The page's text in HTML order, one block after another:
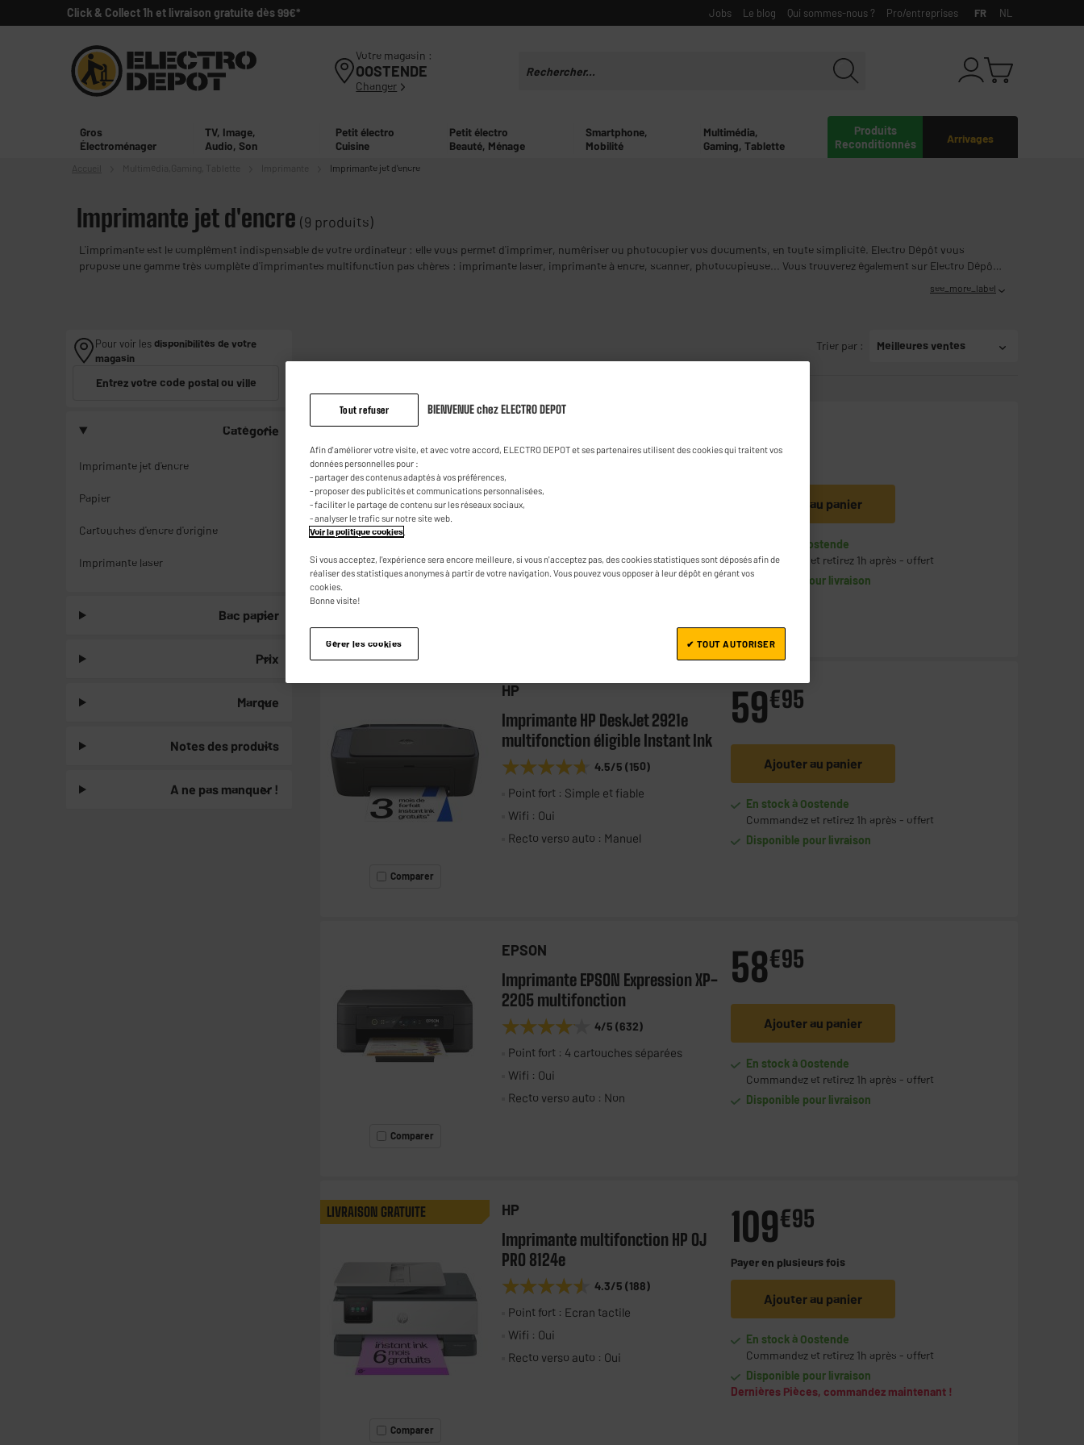
Click & Collect 1h et livraison gratuite dès 99€* Jobs Le blog Qui sommes-nous ? Pro/entreprises FR NL
Votre magasin :
OOSTENDE
Changer
Arrivages
Produits
Reconditionnés
Gros
Électroménager
TV, Image,
Audio, Son
Petit électro
Cuisine
Petit électro
Beauté, Ménage
Smartphone,
Mobilité
Multimédia,
Gaming, Tablette
Accueil Gaming, Tablette Imprimante Imprimante jet d'encre
Imprimante jet d'encre (9 produits)
L'imprimante est le complément indispensable de votre ordinateur : elle vous permet d'imprimer, numériser ou photocopier vos documents, en toute simplicité. Electro Dépôt vous
propose une gamme très complète d'imprimantes multifonction pas chères : imprimante laser, imprimante à encre, scanner, photocopieuse... Vous trouverez également sur Electro Dépôt
see_more_label
Pour voir lesdisponibilités de votre
magasin
Entrez votre code postal ou ville
Catégorie
Imprimante jet d'encre
Papier
Cartouches d'encre d'origine
Imprimante laser
Bac papier
Prix
Marque
Notes des produits
A ne pas manquer !
Trier par : Meilleures ventes
Imprimante HP ENVY 6132e
multifonction Instant Ink 6 mois
gratuits
Point fort : Netteté et couleurs éclatante
Wifi : Oui
88
Ajouter au panier
En stock à Oostende
Commandez et retirez 1h après - offert
Disponible pour livraison
Comparer
HP
Imprimante HP DeskJet 2921e
multifonction éligible Instant Ink
★★★★★
★★★★★ 4.5/5 (150)
Point fort : Simple et fiable
Wifi : Oui
Recto verso auto : Manuel
59€95
Ajouter au panier
En stock à Oostende
Commandez et retirez 1h après - offert
Disponible pour livraison
Comparer
EPSON
Imprimante EPSON Expression XP-
2205 multifonction
★★★★★
★★★★★ 4/5 (632)
Point fort : 4 cartouches séparées
Wifi : Oui
Recto verso auto : Non
58€95
Ajouter au panier
En stock à Oostende
Commandez et retirez 1h après - offert
Disponible pour livraison
LIVRAISON GRATUITE
Comparer
HP
Imprimante multifonction HP OJ
PRO 8124e
★★★★★
★★★★★ 4.3/5 (188)
Point fort : Ecran tactile
Wifi : Oui
Recto verso auto : Oui
109€95
Payer en plusieurs fois
Ajouter au panier
En stock à Oostende
Commandez et retirez 1h après - offert
Disponible pour livraison
Dernières Pièces, commandez maintenant !
Tout refuser BIENVENUE chez ELECTRO DEPOT
Afin d'améliorer votre visite, et avec votre accord, ELECTRO DEPOT et ses partenaires utilisent des cookies qui traitent vos
données personnelles pour :
- partager des contenus adaptés à vos préférences,
- proposer des publicités et communications personnalisées,
- faciliter le partage de contenu sur les réseaux sociaux,
- analyser le trafic sur notre site web.
Voir la politique cookies
Si vous acceptez, l'expérience sera encore meilleure, si vous n'acceptez pas, des cookies statistiques sont déposés afin de
réaliser des statistiques anonymes à partir de votre navigation. Vous pouvez vous opposer à leur dépôt en gérant vos
cookies.
Bonne visite!
Gérer les cookies ✔ TOUT AUTORISER